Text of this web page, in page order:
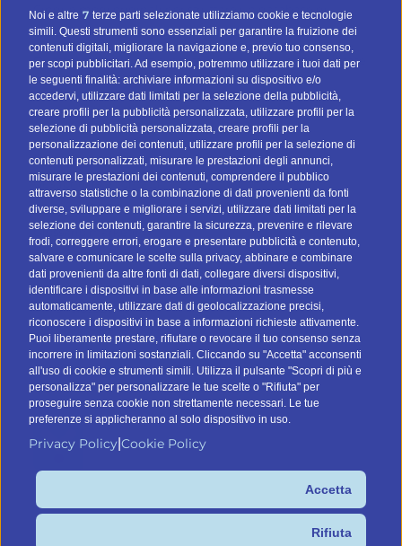
Noi e altre 7 terze parti selezionate utilizziamo cookie e tecnologie
simili. Questi strumenti sono essenziali per garantire la fruizione dei
contenuti digitali, migliorare la navigazione e, previo tuo consenso,
per scopi pubblicitari. Ad esempio, potremmo utilizzare i tuoi dati per
le seguenti finalità: archiviare informazioni su dispositivo e/o
accedervi, utilizzare dati limitati per la selezione della pubblicità,
creare profili per la pubblicità personalizzata, utilizzare profili per la
selezione di pubblicità personalizzata, creare profili per la
personalizzazione dei contenuti, utilizzare profili per la selezione di
contenuti personalizzati, misurare le prestazioni degli annunci,
misurare le prestazioni dei contenuti, comprendere il pubblico
attraverso statistiche o la combinazione di dati provenienti da fonti
diverse, sviluppare e migliorare i servizi, utilizzare dati limitati per la
selezione dei contenuti, garantire la sicurezza, prevenire e rilevare
frodi, correggere errori, erogare e presentare pubblicità e contenuto,
salvare e comunicare le scelte sulla privacy, abbinare e combinare
dati provenienti da altre fonti di dati, collegare diversi dispositivi,
identificare i dispositivi in base alle informazioni trasmesse
automaticamente, utilizzare dati di geolocalizzazione precisi,
riconoscere i dispositivi in base a informazioni richieste attivamente.
Puoi liberamente prestare, rifiutare o revocare il tuo consenso senza
incorrere in limitazioni sostanziali. Cliccando su "Accetta" acconsenti
all'uso di cookie e strumenti simili. Utilizza il pulsante "Scopri di più e
personalizza" per personalizzare le tue scelte o "Rifiuta" per
proseguire senza cookie non strettamente necessari. Le tue
preferenze si applicheranno al solo dispositivo in uso.
Privacy Policy Cookie Policy
Accetta
Rifiuta
Cinque modi originali per sfruttare un database di
contatti d’estate
Quattro consigli pratici per fare email marketing d’estate
CATEGORIE
Strategie email marketing
Gestione liste contatti
Privacy e GDPR
Glossario marketing
CONTATTI
Tel:045.8532046
Email:info@btomail.it
TROVA IL TUO DATABASE
Sede Italiana: Via G. Pascoli 12, 37053 Cerea (VR) – Sede de
España: C/ Lagasca 95, 28006 Madrid – P.IVA/C.F.